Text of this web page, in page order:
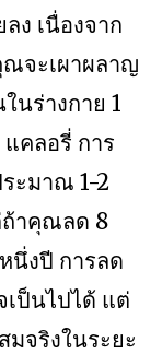
ง เนื่องจาก
ณจะเผาผลาญ
นร่างกาย 1
คลอรี่ การ
ะมาณ 1-2
าคุณลด 8
นึ่งปี การลด
ป็นไปได้ แต่
จริงในระยะ